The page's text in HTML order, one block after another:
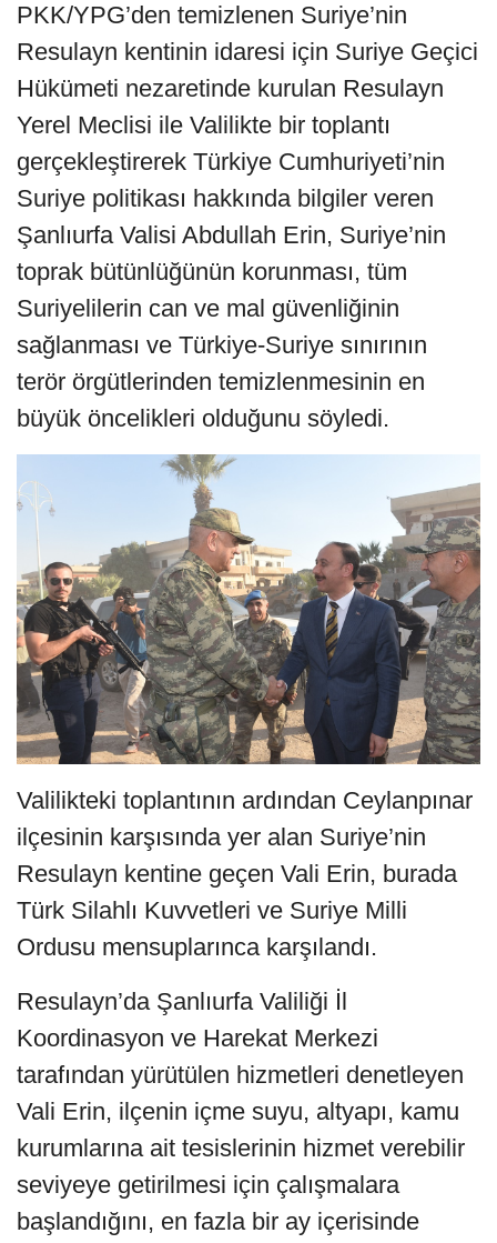
PKK/YPG’den temizlenen Suriye’nin
Resulayn kentinin idaresi için Suriye Geçici
Hükümeti nezaretinde kurulan Resulayn
Yerel Meclisi ile Valilikte bir toplantı
gerçekleştirerek Türkiye Cumhuriyeti’nin
Suriye politikası hakkında bilgiler veren
Şanlıurfa Valisi Abdullah Erin, Suriye’nin
toprak bütünlüğünün korunması, tüm
Suriyelilerin can ve mal güvenliğinin
sağlanması ve Türkiye-Suriye sınırının
terör örgütlerinden temizlenmesinin en
büyük öncelikleri olduğunu söyledi.
Valilikteki toplantının ardından Ceylanpınar
ilçesinin karşısında yer alan Suriye’nin
Resulayn kentine geçen Vali Erin, burada
Türk Silahlı Kuvvetleri ve Suriye Milli
Ordusu mensuplarınca karşılandı.
Resulayn’da Şanlıurfa Valiliği İl
Koordinasyon ve Harekat Merkezi
tarafından yürütülen hizmetleri denetleyen
Vali Erin, ilçenin içme suyu, altyapı, kamu
kurumlarına ait tesislerinin hizmet verebilir
seviyeye getirilmesi için çalışmalara
başlandığını, en fazla bir ay içerisinde